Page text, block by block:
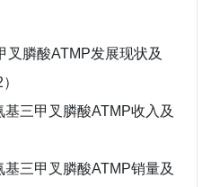
叉膦酸ATMP发展现状及
三甲叉膦酸ATMP收入及
三甲叉膦酸ATMP销量及